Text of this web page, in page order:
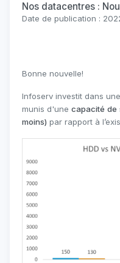
Nos datacentres :
Date de publication :
Bonne nouvelle!
Infoserv investit dans
munis d'une capacité de
moins) par rapport à